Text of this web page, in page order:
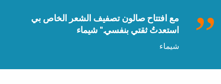
مع افتتاح صالون تصفيف الشعر الخاص بي
استعدتُ ثقتي بنفسي." شيماء
شيماء